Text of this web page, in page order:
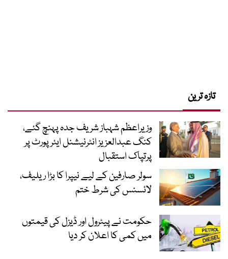
تازہ ترین
وزیراعظم شہباز شریف جدہ پہنچ گئے،
کنگ عبدالعزیز انٹرنیشنل ایئر پورٹ پر
پرتپاک استقبال
سولر صارفین کے لیے نیپرا کا بڑا ریلیف،
لائسنس کی شرط ختم
حکومت نے پیٹرول اور ڈیزل کی قیمتوں
میں کمی کا اعلان کر دیا